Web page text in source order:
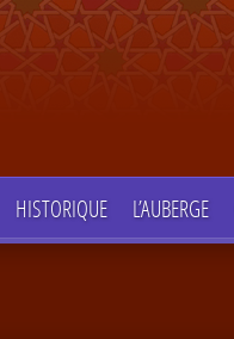
HISTORIQUE L’AUBERGE